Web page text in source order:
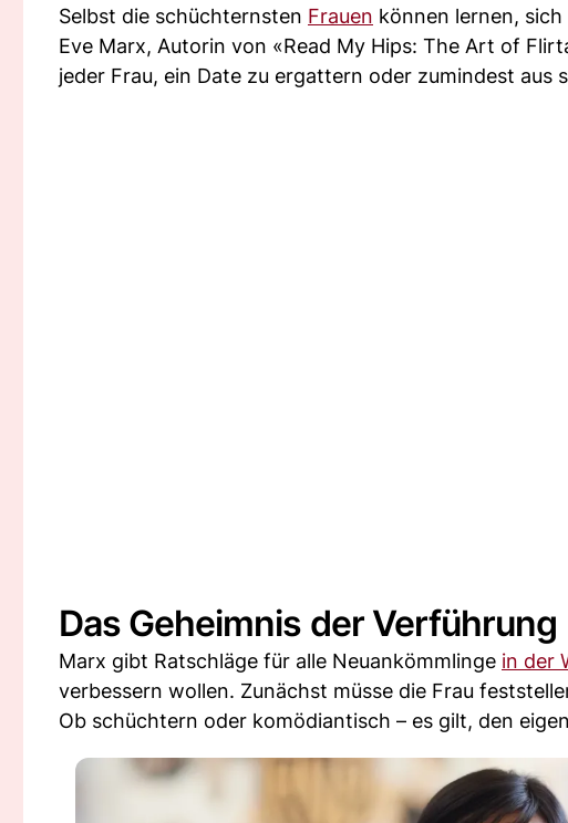
Selbst die schüchternsten Frauen können lernen,
Eve Marx, Autorin von «Read My Hips: The Art of
jeder Frau, ein Date zu ergattern oder zumindest aus
Das Geheimnis der Verführung
Marx gibt Ratschläge für alle Neuankömmlinge in der
verbessern wollen. Zunächst müsse die Frau
Ob schüchtern oder komödiantisch – es gilt, den